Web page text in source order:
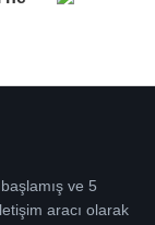
ve 5
aracı olarak